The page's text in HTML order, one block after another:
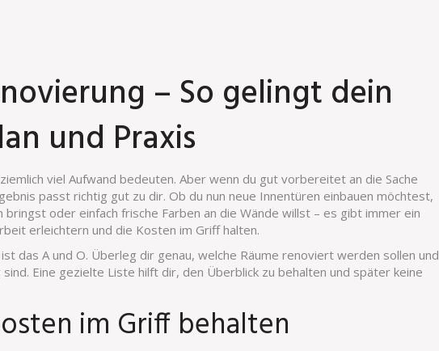
– So gelingt dein
und Praxis
viel Aufwand bedeuten. Aber wenn du gut vorbereitet an die Sache
passt richtig gut zu dir. Ob du nun neue Innentüren einbauen möchtest,
bringst oder einfach frische Farben an die Wände willst – es gibt immer ein
erleichtern und die Kosten im Griff halten.
das A und O. Überleg dir genau, welche Räume renoviert werden sollen und
Eine gezielte Liste hilft dir, den Überblick zu behalten und später keine
im Griff behalten